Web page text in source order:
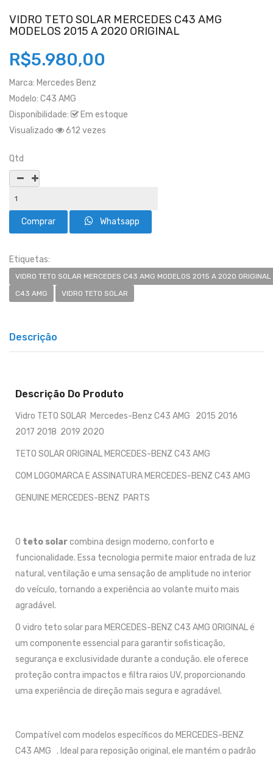
VIDRO TETO SOLAR MERCEDES C43 AMG
MODELOS 2015 A 2020 ORIGINAL
R$5.980,00
Marca: Mercedes Benz
Modelo: C43 AMG
Disponibilidade:
Em estoque
Visualizado
612 vezes
Qtd
Whatsapp
Etiquetas:
VIDRO TETO SOLAR MERCEDES C43 AMG MODELOS 2015 A 2020 ORIGINAL
C43 AMG
VIDRO TETO SOLAR
Descrição
Descrição Do Produto
Vidro TETO SOLAR Mercedes-Benz C43 AMG 2015 2016
2017 2018 2019 2020
TETO SOLAR ORIGINAL MERCEDES-BENZ C43 AMG
COM LOGOMARCA E ASSINATURA MERCEDES-BENZ C43 AMG
GENUINE MERCEDES-BENZ PARTS
O teto solarcombina design moderno, conforto e
funcionalidade. Essa tecnologia permite maior entrada de luz
natural, ventilação e uma sensação de amplitude no interior
do veículo, tornando a experiência ao volante muito mais
agradável.
O vidro teto solar para MERCEDES-BENZ C43 AMG ORIGINAL é
um componente essencial para garantir sofisticação,
segurança e exclusividade durante a condução. ele oferece
proteção contra impactos e filtra raios UV, proporcionando
uma experiência de direção mais segura e agradável.
Compatível com modelos específicos do MERCEDES-BENZ
C43 AMG . Ideal para reposição original, ele mantém o padrão